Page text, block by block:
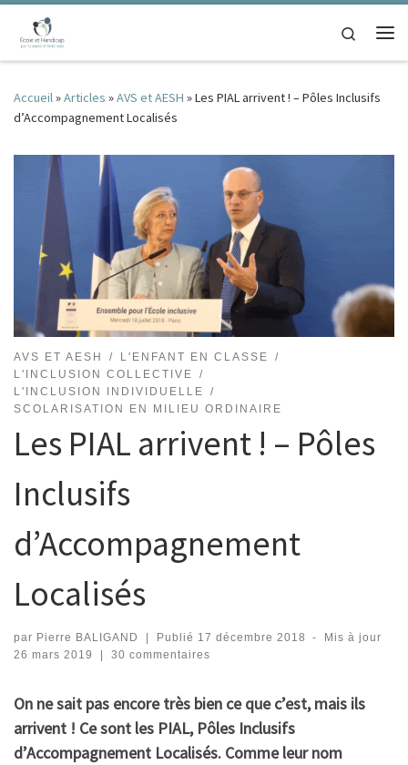
Passer au contenu
Search
Accueil»Articles »AVS et AESH »Les PIAL arrivent ! – Pôles Inclusifs
d’Accompagnement Localisés
AVS ET AESH
L'ENFANT EN CLASSE
L'INCLUSION COLLECTIVE
L'INCLUSION INDIVIDUELLE
SCOLARISATION EN MILIEU ORDINAIRE
Les PIAL arrivent ! – Pôles
Inclusifs
d’Accompagnement
Localisés
par Pierre BALIGAND Publié 17 décembre 2018 -
Mis à jour
26 mars 2019
30 commentaires
On ne sait pas encore très bien ce que c’est, mais ils
arrivent ! Ce sont les PIAL, Pôles Inclusifs
d’Accompagnement Localisés. Comme leur nom